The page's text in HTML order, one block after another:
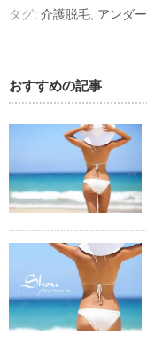
タグ: 介護脱毛, アンダ
おすすめの記事